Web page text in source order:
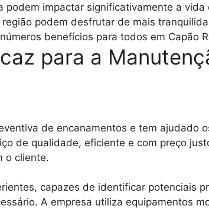
impactar significativamente a
podem desfrutar de mais
benefícios para todos em Capão
para a
de encanamentos e tem ajudado
de qualidade, eficiente e com preço
o cliente.
capazes de identificar potenciais
A empresa utiliza equipamentos